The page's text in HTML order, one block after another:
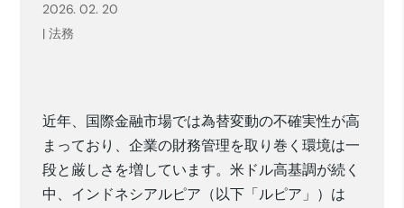
2026. 02. 20
|法務
近年、国際金融市場では為替変動の不確実性が高
まっており、企業の財務管理を取り巻く環境は一
段と厳しさを増しています。米ドル高基調が続く
中、インドネシアルピア（以下「ルピア」）は